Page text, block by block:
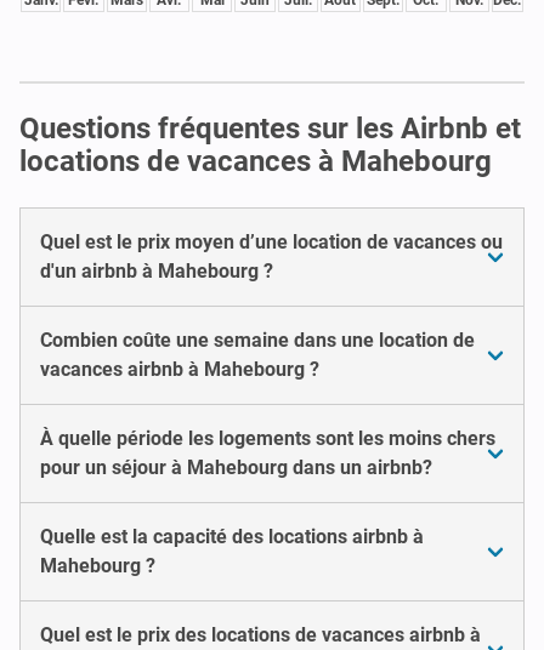
Questions fréquentes sur les Airbnb et
locations de vacances à Mahebourg
Quel est le prix moyen d’une location de vacances ou
d'un airbnb à Mahebourg ?
Combien coûte une semaine dans une location de
vacances airbnb à Mahebourg ?
À quelle période les logements sont les moins chers
pour un séjour à Mahebourg dans un airbnb?
Quelle est la capacité des locations airbnb à
Mahebourg ?
Quel est le prix des locations de vacances airbnb à